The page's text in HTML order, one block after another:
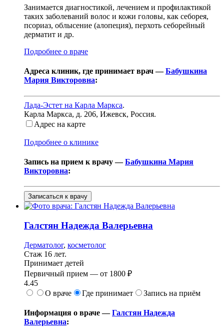
Занимается диагностикой, лечением и профилактикой
таких заболеваний волос и кожи головы, как себорея,
псориаз, облысение (алопеция), перхоть себорейный
дерматит и др.
Подробнее о враче
Адреса клиник, где принимает врач —Бабушкина
Мария Викторовна:
Лада-Эстет на Карла Маркса.
Карла Маркса, д. 206, Ижевск, Россия.
Адрес на карте
Подробнее о клинике
Запись на прием к врачу —Бабушкина Мария
Викторовна:
Записаться к врачу
Галстян Надежда Валерьевна
Дерматолог, косметолог
Стаж 16 лет.
Принимает детей
Первичный прием — от 1800 ₽
4.45
О враче
Где принимает Запись на приём
Информация о враче —Галстян Надежда
Валерьевна: